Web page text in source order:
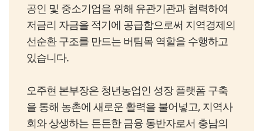
공인 및 중소기업을 위해 유관기관과 협력하여
저금리 자금을 적기에 공급함으로써 지역경제의
선순환 구조를 만드는 버팀목 역할을 수행하고
있습니다.
오주현 본부장은 청년농업인 성장 플랫폼 구축
을 통해 농촌에 새로운 활력을 불어넣고, 지역사
회와 상생하는 든든한 금융 동반자로서 충남의